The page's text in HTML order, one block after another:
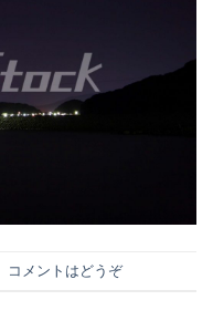
コメントはどうぞ